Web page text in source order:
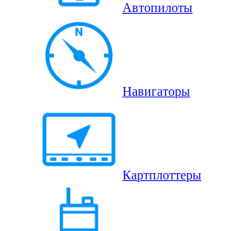
Автопилоты
Навигаторы
Картплоттеры